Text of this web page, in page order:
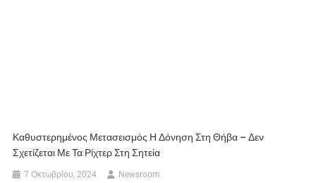
Καθυστερημένος Μετασεισμός Η Δόνηση Στη Θήβα – Δεν
Σχετίζεται Με Τα Ρίχτερ Στη Σητεία
7 Οκτωβρίου, 2024 Newsroom